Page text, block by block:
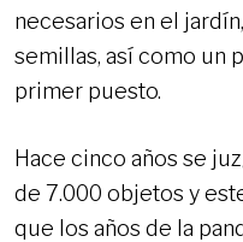
necesarios en el
semillas, así como un
primer puesto.
Hace cinco años se
de 7.000 objetos y
que los años de la